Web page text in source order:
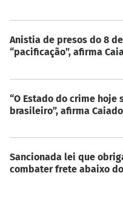
Anistia de presos do 8
“pacificação”, afirma
“O Estado do crime hoje
brasileiro”, afirma
Sancionada lei que
combater frete abaixo